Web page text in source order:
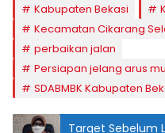
Kabupaten Bekasi
Kecamatan Cikarang
perbaikan jalan
Persiapan jelang arus
SDABMBK Kabupaten
Target Sebelum